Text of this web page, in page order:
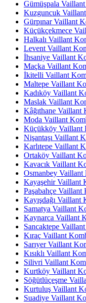
Gümüşpala
Kuzguncuk
Gürpınar Vaillant
Küçükçekmece
Halkalı Vaillant
Levent Vaillant
İhsaniye Vaillant
Maçka Vaillant
İkitelli Vaillant
Maltepe Vaillant
Kadıköy Vaillant
Maslak Vaillant
Kâğıthane Vaillant
Moda Vaillant
Küçükköy Vaillant
Nişantaşı Vaillant
Karlıtepe Vaillant
Ortaköy Vaillant
Kavacık Vaillant
Osmanbey
Kayaşehir Vaillant
Paşabahçe
Kayışdağı Vaillant
Samatya Vaillant
Kaynarca Vaillant
Sancaktepe
Kıraç Vaillant
Sarıyer Vaillant
Kısıklı Vaillant
Silivri Vaillant
Kurtköy Vaillant
Söğütlüçeşme
Kurtuluş Vaillant
Suadiye Vaillant